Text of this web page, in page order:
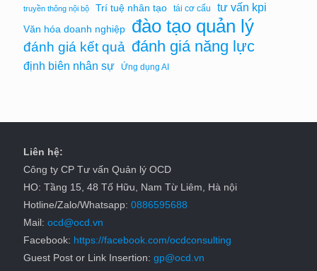
truyền thông nội bộ Trí tuệ nhân tạo tái cơ cấu tư vấn kpi
Văn hóa doanh nghiệp đào tạo quản lý
đánh giá kết quả đánh giá năng lực
định biên nhân sự Ứng dụng AI
Liên hệ:
Công ty CP Tư vấn Quản lý OCD
HO: Tầng 15, 48 Tố Hữu, Nam Từ Liêm, Hà nội
Hotline/Zalo/Whatsapp: 0886595688
Mail: ocd@ocd.vn
Facebook: https://facebook.com/ocdconsulting
Guest Post or Link Insertion: gp@ocd.vn